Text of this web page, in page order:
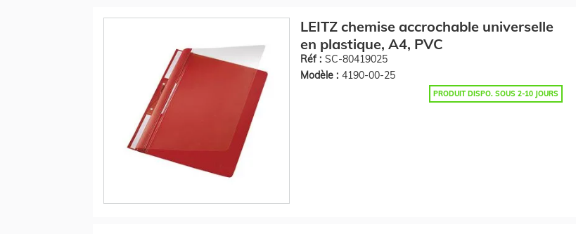
LEITZ chemise accrochable universelle
en plastique, A4, PVC
Réf : SC-80419025
Modèle : 4190-00-25
PRODUIT DISPO. SOUS 2-10 JOURS